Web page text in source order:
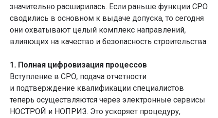
значительно расширилась. Если раньше функции СРО
сводились в основном к выдаче допуска, то сегодня
они охватывают целый комплекс направлений,
влияющих на качество и безопасность строительства.
1. Полная цифровизация процессов
Вступление в СРО, подача отчетности
и подтверждение квалификации специалистов
теперь осуществляются через электронные сервисы
НОСТРОЙ и НОПРИЗ. Это ускоряет процедуру,